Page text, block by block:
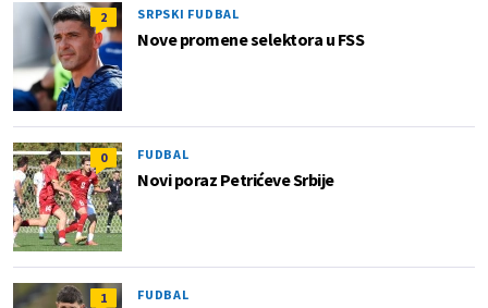
2 SRPSKI FUDBAL
Nove promene selektora u FSS
0 FUDBAL
Novi poraz Petrićeve Srbije
1 FUDBAL